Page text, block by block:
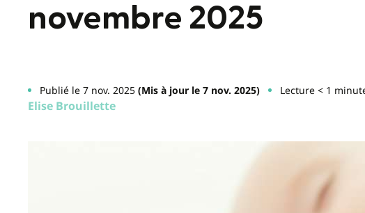
novembre 2025
Publié le 7 nov. 2025(Mis à jour le 7 nov. 2025) Lecture < 1
Elise Brouillette